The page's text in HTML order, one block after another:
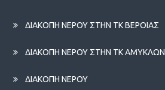
ΔΙΑΚΟΠΗ ΝΕΡΟΥ ΣΤΗΝ ΤΚ ΒΕΡΟΙΑΣ
ΔΙΑΚΟΠΗ ΝΕΡΟΥ ΣΤΗΝ ΤΚ ΑΜΥΚΛΩΝ
ΔΙΑΚΟΠΗ ΝΕΡΟΥ